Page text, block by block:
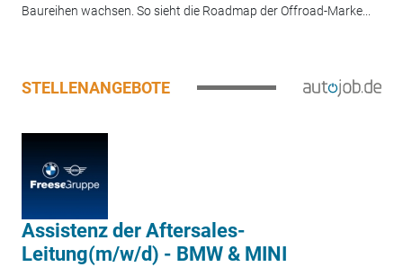
Baureihen wachsen. So sieht die Roadmap der Offroad-Marke...
STELLENANGEBOTE
Assistenz der Aftersales-
Leitung(m/w/d) - BMW & MINI